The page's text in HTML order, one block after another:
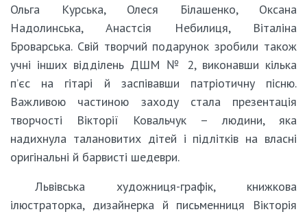
Ольга Курська, Олеся Білашенко, Оксана
Надолинська, Анастсія Небилиця, Віталіна
Броварська. Свій творчий подарунок зробили також
учні інших відділень ДШМ № 2, виконавши кілька
п’єс на гітарі й заспівавши патріотичну пісню.
Важливою частиною заходу стала презентація
творчості Вікторії Ковальчук – людини, яка
надихнула талановитих дітей і підлітків на власні
оригінальні й барвисті шедеври.
Львівська художниця-графік, книжкова
ілюстраторка, дизайнерка й письменниця Вікторія